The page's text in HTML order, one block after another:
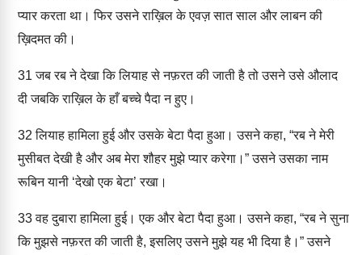
प्यार करता था। फिर उसने राख़िल के एवज़ सात साल और लाबन की
ख़िदमत की।
31 जब रब ने देखा कि लियाह से नफ़रत की जाती है तो उसने उसे औलाद
दी जबकि राख़िल के हाँ बच्चे पैदा न हुए।
32 लियाह हामिला हुई और उसके बेटा पैदा हुआ। उसने कहा, “रब ने मेरी
मुसीबत देखी है और अब मेरा शौहर मुझे प्यार करेगा।” उसने उसका नाम
रूबिन यानी ‘देखो एक बेटा’ रखा।
33वह दुबारा हामिला हुई। एक और बेटा पैदा हुआ। उसने कहा, “रब ने सुना
कि मुझसे नफ़रत की जाती है, इसलिए उसने मुझे यह भी दिया है।” उसने